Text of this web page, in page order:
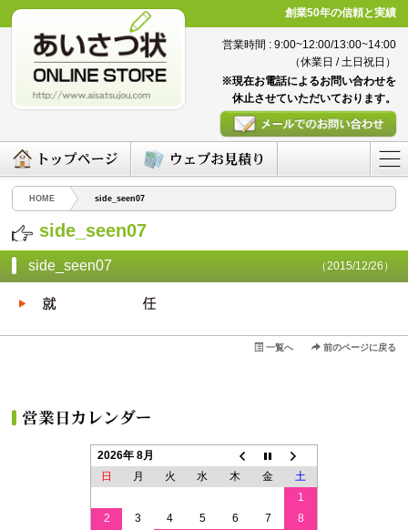
創業50年の信頼と実績
営業時間 : 9:00~12:00/13:00~14:00
（休業日 / 土日祝日）
※現在お電話によるお問い合わせを
休止させていただいております。
HOME side_seen07
side_seen07
side_seen07 （2015/12/26）
一覧へ 前のページに戻る
2026年 8月
日
月 火 水 木 金
土
1
2
3 4 5 6 7
8